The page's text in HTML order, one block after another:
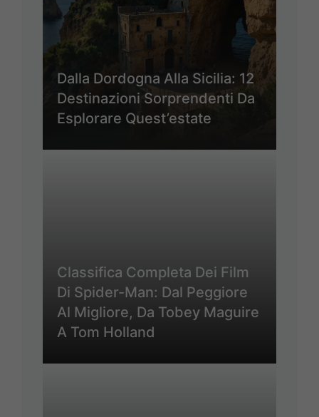
Dalla Dordogna Alla Sicilia: 12
Destinazioni Sorprendenti Da
Esplorare Quest’estate
Classifica Completa Dei Film
Di Spider-Man: Dal Peggiore
Al Migliore, Da Tobey Maguire
A Tom Holland